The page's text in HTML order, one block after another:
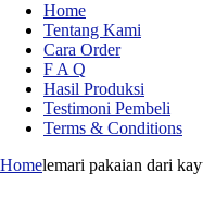
Home
Tentang Kami
Cara Order
F A Q
Hasil Produksi
Testimoni Pembeli
Terms & Conditions
Homelemari pakaian dari